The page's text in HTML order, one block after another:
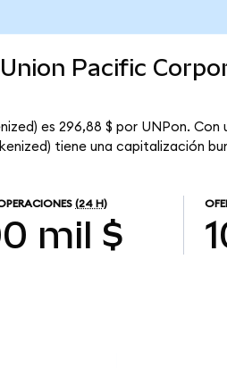
Pacific
es 296,88 $ por UNPon. Con
tiene una capitalización
(24 H)
mil $